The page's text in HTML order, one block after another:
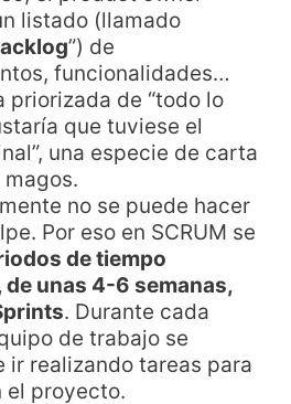
listado (llamado
”) de
funcionalidades…
priorizada de “todo lo
que tuviese el
una especie de carta
no se puede hacer
Por eso en SCRUM se
de tiempo
unas 4-6 semanas,
. Durante cada
de trabajo se
ir realizando tareas para
el proyecto.